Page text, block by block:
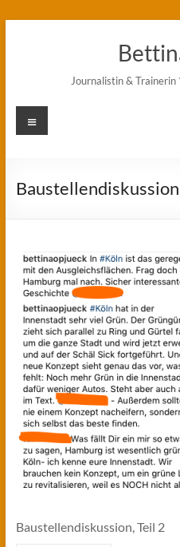
Journalistin &
Menü
Baustellendiskussion, Teil 2